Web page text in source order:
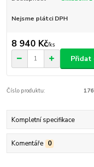
Nejsme plátci DPH
8 940 Kč/ks
Přidat
Číslo produktu: 176
Kompletní specifikace
Komentáře 0